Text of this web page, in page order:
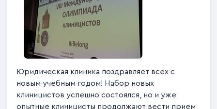
Юридическая клиника поздравляет всех с
новым учебным годом! Набор новых
клиницистов успешно состоялся, но и уже
опытные клиницисты продолжают вести прием